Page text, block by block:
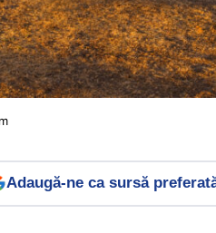
Adaugă-ne ca sursă